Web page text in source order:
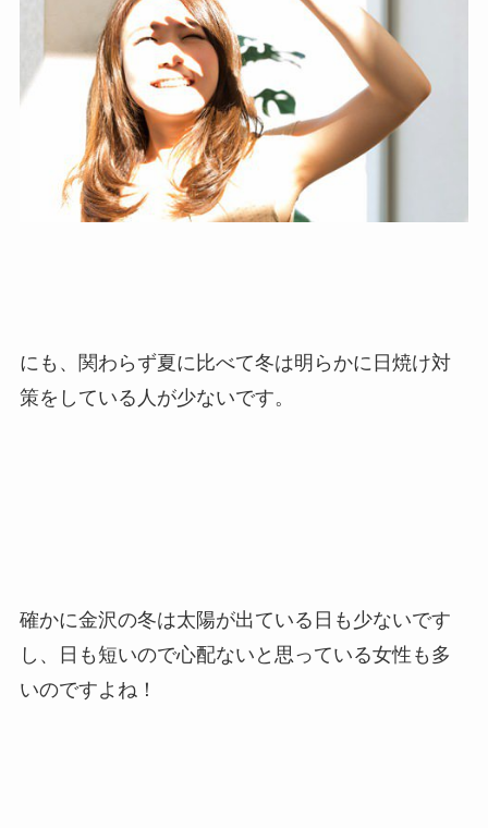
にも、関わらず夏に比べて冬は明らかに日焼け対
策をしている人が少ないです。
確かに金沢の冬は太陽が出ている日も少ないです
し、日も短いので心配ないと思っている女性も多
いのですよね！